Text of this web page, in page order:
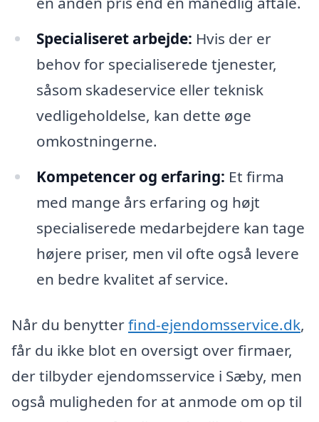
Specialiseret arbejde: Hvis der er
behov for specialiserede tjenester,
såsom skadeservice eller teknisk
vedligeholdelse, kan dette øge
omkostningerne.
Kompetencer og erfaring: Et firma
med mange års erfaring og højt
specialiserede medarbejdere kan tage
højere priser, men vil ofte også levere
en bedre kvalitet af service.
Når du benytterfind-ejendomsservice.dk,
får du ikke blot en oversigt over firmaer,
der tilbyder ejendomsservice i Sæby, men
også muligheden for at anmode om op til